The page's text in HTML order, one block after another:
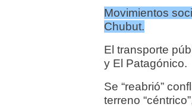
Movimientos
Chubut.
El transporte
y El Patagónico.
Se “reabrió”
terreno